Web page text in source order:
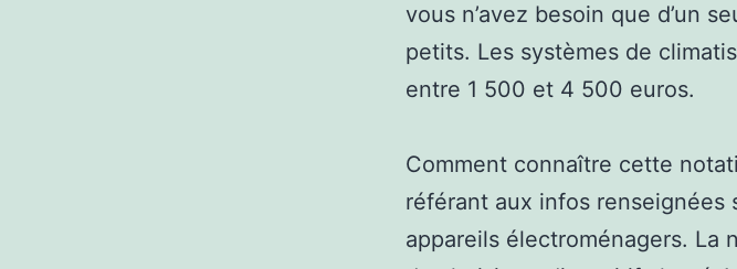
vous n’avez besoin que d’un
petits. Les systèmes de
entre 1 500 et 4 500 euros.
Comment connaître cette
référant aux infos renseignées
appareils électroménagers. La